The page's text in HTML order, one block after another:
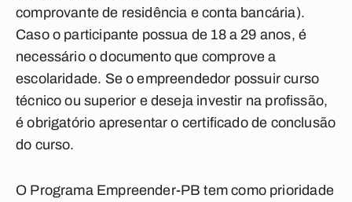
comprovante de residência e conta bancária).
Caso o participante possua de 18 a 29 anos, é
necessário o documento que comprove a
escolaridade. Se o empreendedor possuir curso
técnico ou superior e deseja investir na profissão,
é obrigatório apresentar o certificado de conclusão
do curso.
O Programa Empreender-PB tem como prioridade